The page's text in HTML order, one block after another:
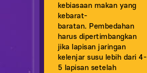
kebiasaan makan yang
kebarat-
baratan. Pembedahan
harus dipertimbangkan
jika lapisan jaringan
kelenjar susu lebih dari 4-
5 lapisan setelah